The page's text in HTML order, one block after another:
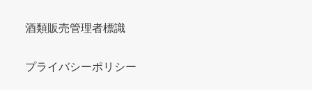
酒類販売管理者標識
プライバシーポリシー